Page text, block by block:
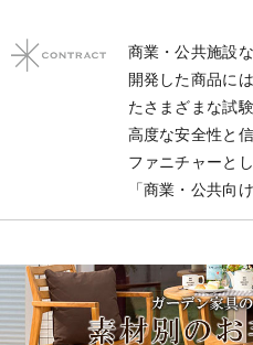
商業・公共施設
開発した商品に
たさまざまな試
高度な安全性と
ファニチャーと
「商業・公共向